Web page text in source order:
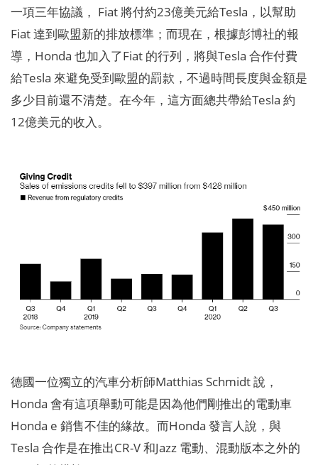
一項三年協議， Fiat 將付約23億美元給Tesla，以幫助
Fiat 達到歐盟新的排放標準；而現在，根據彭博社的報
導，Honda 也加入了Fiat 的行列，將與Tesla 合作付費
給Tesla 來避免受到歐盟的罰款，不過時間長度與金額是
多少目前還不清楚。在今年，這方面總共帶給Tesla 約
12億美元的收入。
德國一位獨立的汽車分析師Matthias Schmidt 說，
Honda 會有這項舉動可能是因為他們剛推出的電動車
Honda e 銷售不佳的緣故。而Honda 發言人說，與
Tesla 合作是在推出CR-V 和Jazz 電動、混動版本之外的